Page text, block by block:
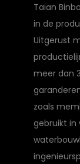
Taian
in de
Uitgerust
meer dan
zoals
gebruikt in